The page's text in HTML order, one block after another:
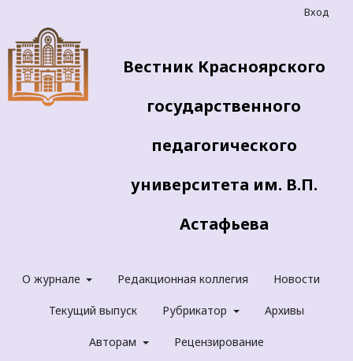
Вестник Красноярского
государственного
педагогического
университета им. В.П.
Астафьева
О журнале Редакционная коллегия Новости
Текущий выпуск Рубрикатор Архивы
Авторам Рецензирование
Вход